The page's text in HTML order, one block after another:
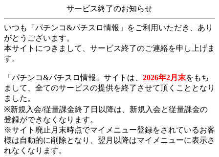
サービス終了のお知らせ
いつも「パチンコ&パチスロ情報」をご利用いただき、あり
がとうございます。
本サイトにつきまして、サービス終了のご連絡を申し上げま
す。
「パチンコ&パチスロ情報」サイトは、 2026年2月末をもち
まして、全てのサービスの提供を終了させて頂くこととなり
ました。
※新規入会/従量課金終了日以降は、新規入会と従量課金の
登録ができなくなります。
※サイト廃止月末時点でマイメニュー登録をされているお客
様は自動的に削除となり、翌月以降はマイメニューに表示さ
れなくなります。